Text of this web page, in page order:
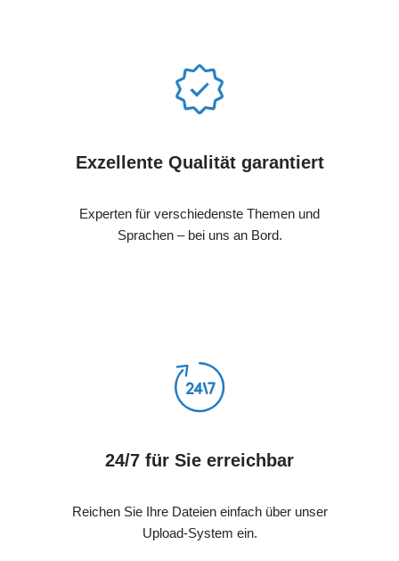
Exzellente Qualität garantiert
Experten für verschiedenste Themen und
Sprachen – bei uns an Bord.
24/7 für Sie erreichbar
Reichen Sie Ihre Dateien einfach über unser
Upload-System ein.